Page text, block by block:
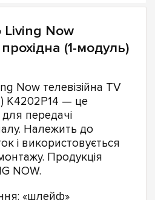
Living Now
(1-модуль)
Now телевізійна TV
K4202P14 — це
передачі
Належить до
і використовується
Продукція
NOW.
«шлейф»